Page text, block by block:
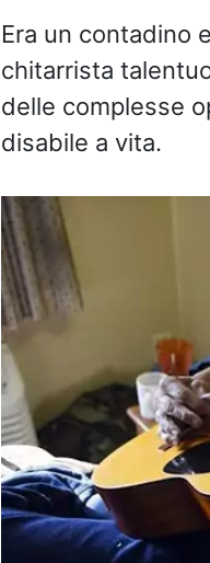
Era un contadino
chitarrista
delle complesse
disabile a vita.